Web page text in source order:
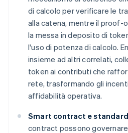
di calcolo per verificare le
alla catena, mentre il proof-
la messa in deposito di
l'uso di potenza di calcolo.
insieme ad altri correlati,
token ai contributi che
rete, trasformando gli
affidabilità operativa.
Smart contract e
contract possono